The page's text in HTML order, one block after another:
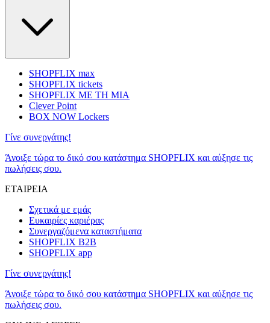
SHOPFLIX max
SHOPFLIX tickets
SHOPFLIX ΜΕ ΤΗ ΜΙΑ
Clever Point
BOX NOW Lockers
Γίνε συνεργάτης!
Άνοιξε τώρα το δικό σου κατάστημα SHOPFLIX και αύξησε τις
πωλήσεις σου.
ΕΤΑΙΡΕΙΑ
Σχετικά με εμάς
Ευκαιρίες καριέρας
Συνεργαζόμενα καταστήματα
SHOPFLIX B2B
SHOPFLIX app
Γίνε συνεργάτης!
Άνοιξε τώρα το δικό σου κατάστημα SHOPFLIX και αύξησε τις
πωλήσεις σου.